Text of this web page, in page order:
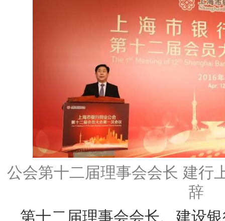
公会第十二届理事会会长 建行
辞
第十二届理事会会长、建设